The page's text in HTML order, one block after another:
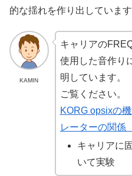
的な揺れを作り出しています
KAMIN
キャリアの
使用した音作り
明しています。
ご覧ください。
KORG opsixの
レーターの関係
キャリアに
いて実験